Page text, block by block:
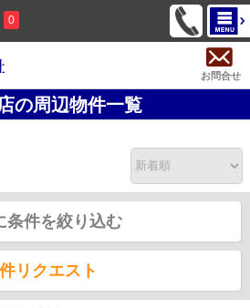
0
お問合せ
の周辺物件一覧
条件を絞り込む
リクエスト